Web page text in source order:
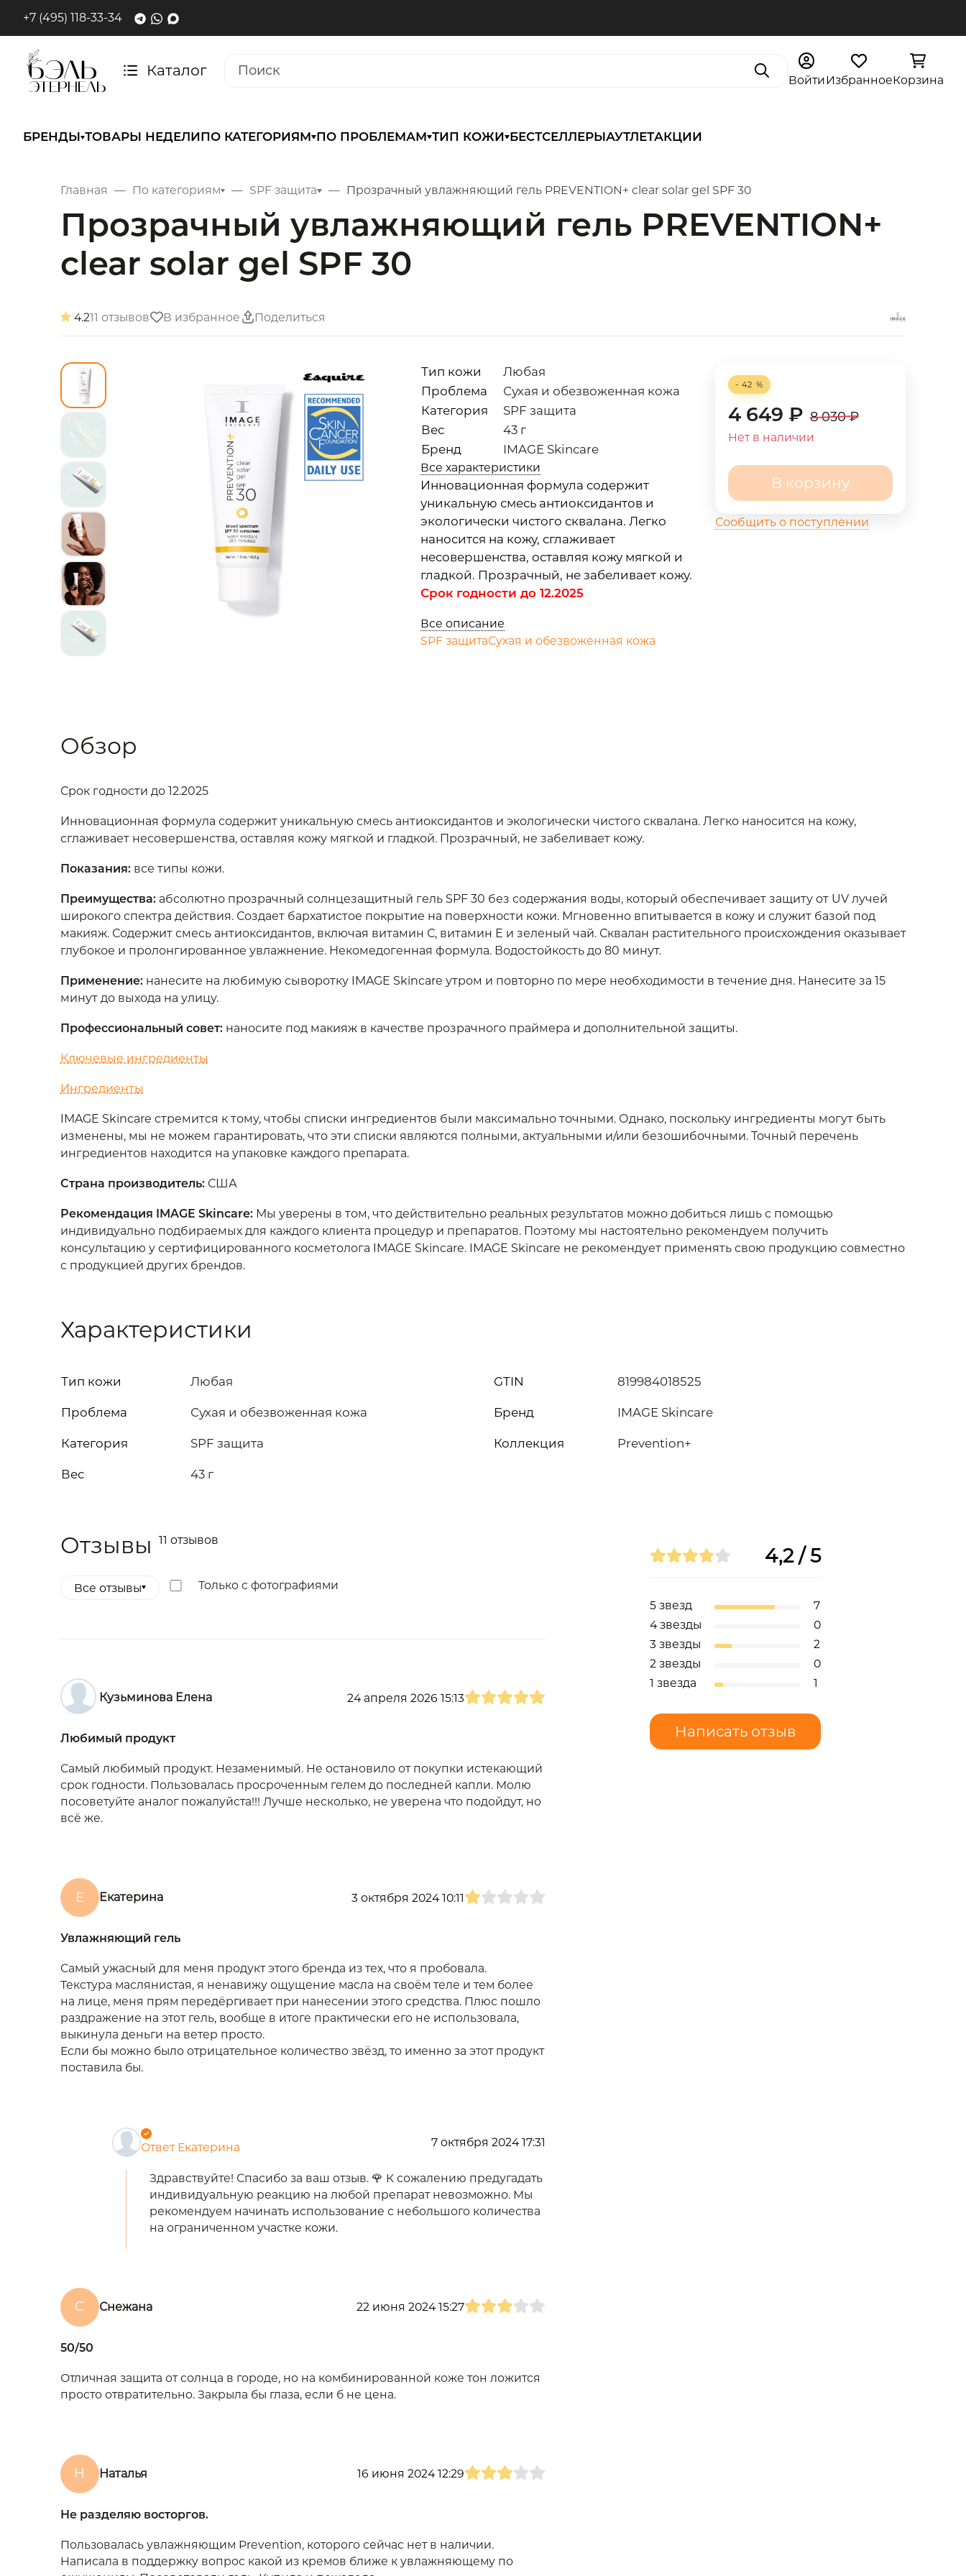
+7 (495) 118-33-34
Каталог ПоискВойтиИзбранноеКорзина
БРЕНДЫ ТОВАРЫ НЕДЕЛИПО КАТЕГОРИЯМ ПО ПРОБЛЕМАМ ТИП КОЖИ БЕСТСЕЛЛЕРЫАУТЛЕТАКЦИИ
Главная По категориям SPF защита Прозрачный увлажняющий гель PREVENTION+ clear solar gel SPF 30
Прозрачный увлажняющий гель PREVENTION+
clear solar gel SPF 30
4.211 отзывов В избранное Поделиться
Тип кожи
Любая
Проблема
Сухая и обезвоженная кожа
Категория
SPF защита
Вес
43 г
Бренд
IMAGE Skincare
Все характеристики
Инновационная формула содержит
уникальную смесь антиоксидантов и
экологически чистого сквалана. Легко
наносится на кожу, сглаживает
несовершенства, оставляя кожу мягкой и
гладкой. Прозрачный, не забеливает кожу.
Срок годности до 12.2025
Все описание
SPF защитаСухая и обезвоженная кожа
- 42 %
4 649 ₽ 8 030 ₽
Нет в наличии
В корзину
Сообщить о поступлении
Обзор
Срок годности до 12.2025
Инновационная формула содержит уникальную смесь антиоксидантов и экологически чистого сквалана. Легко наносится на кожу,
сглаживает несовершенства, оставляя кожу мягкой и гладкой. Прозрачный, не забеливает кожу.
Показания:все типы кожи.
Преимущества:абсолютно прозрачный солнцезащитный гель SPF 30 без содержания воды, который обеспечивает защиту от UV лучей
широкого спектра действия. Создает бархатистое покрытие на поверхности кожи. Мгновенно впитывается в кожу и служит базой под
макияж. Содержит смесь антиоксидантов, включая витамин С, витамин Е и зеленый чай. Сквалан растительного происхождения оказывает
глубокое и пролонгированное увлажнение. Некомедогенная формула. Водостойкость до 80 минут.
Применение:нанесите на любимую сыворотку IMAGE Skincare утром и повторно по мере необходимости в течение дня. Нанесите за 15
минут до выхода на улицу.
Профессиональный совет:наносите под макияж в качестве прозрачного праймера и дополнительной защиты.
Ключевые ингредиенты
Ингредиенты
IMAGE Skincare стремится к тому, чтобы списки ингредиентов были максимально точными. Однако, поскольку ингредиенты могут быть
изменены, мы не можем гарантировать, что эти списки являются полными, актуальными и/или безошибочными. Точный перечень
ингредиентов находится на упаковке каждого препарата.
Страна производитель:США
Рекомендация IMAGE Skincare:Мы уверены в том, что действительно реальных результатов можно добиться лишь с помощью
индивидуально подбираемых для каждого клиента процедур и препаратов. Поэтому мы настоятельно рекомендуем получить
консультацию у сертифицированного косметолога IMAGE Skincare. IMAGE Skincare не рекомендует применять свою продукцию совместно
с продукцией других брендов.
Характеристики
Тип кожи Любая
Проблема Сухая и обезвоженная кожа
Категория SPF защита
Вес 43 г
GTIN 819984018525
Бренд IMAGE Skincare
Коллекция Prevention+
Отзывы (11) 4,2 / 5
5 звезд
7
4 звезды
0
3 звезды
2
2 звезды
0
1 звезда
1
Написать отзыв
Отзывы 11 отзывов
Все отзывы Только с фотографиями
Кузьминова Елена 24 апреля 2026 15:13
Любимый продукт
Самый любимый продукт. Незаменимый. Не остановило от покупки истекающий
срок годности. Пользовалась просроченным гелем до последней капли. Молю
посоветуйте аналог пожалуйста!!! Лучше несколько, не уверена что подойдут, но
всё же.
Е Екатерина 3 октября 2024 10:11
Увлажняющий гель
Самый ужасный для меня продукт этого бренда из тех, что я пробовала.
Текстура маслянистая, я ненавижу ощущение масла на своём теле и тем более
на лице, меня прям передёргивает при нанесении этого средства. Плюс пошло
раздражение на этот гель, вообще в итоге практически его не использовала,
выкинула деньги на ветер просто.
Если бы можно было отрицательное количество звёзд, то именно за этот продукт
поставила бы.
Ответ Екатерина 7 октября 2024 17:31
Здравствуйте! Спасибо за ваш отзыв. 🌹 К сожалению предугадать
индивидуальную реакцию на любой препарат невозможно. Мы
рекомендуем начинать использование с небольшого количества
на ограниченном участке кожи.
С Снежана 22 июня 2024 15:27
50/50
Отличная защита от солнца в городе, но на комбинированной коже тон ложится
просто отвратительно. Закрыла бы глаза, если б не цена.
Н Наталья 16 июня 2024 12:29
Не разделяю восторгов.
Пользовалась увлажняющим Prevention, которого сейчас нет в наличии.
Написала в поддержку вопрос какой из кремов ближе к увлажняющему по